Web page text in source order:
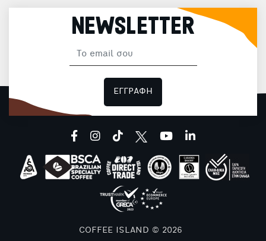
NEWSLETTER
ΕΓΓΡΑΦΗ
facebookinstagram
tiktok youtubelinkedin
COFFEE ISLAND © 2026